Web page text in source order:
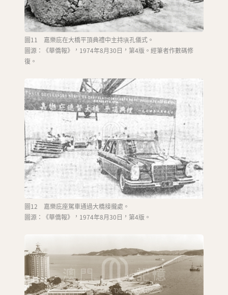
圖11 嘉樂庇在大橋平頂典禮中主持塡孔儀式。
圖源：《華僑報》，1974年8月30日，第4版。經筆者作數碼修
復。
圖12 嘉樂庇座駕車通過大橋接攏處。
圖源：《華僑報》，1974年8月30日，第4版。